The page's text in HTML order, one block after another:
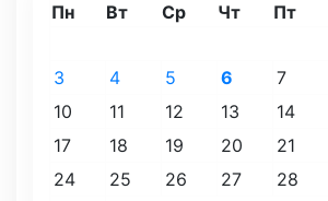
Пн Вт Ср Чт Пт
3
4 5 6 7
10
11 12 13 14
17
18 19 20 21
24
25 26 27 28